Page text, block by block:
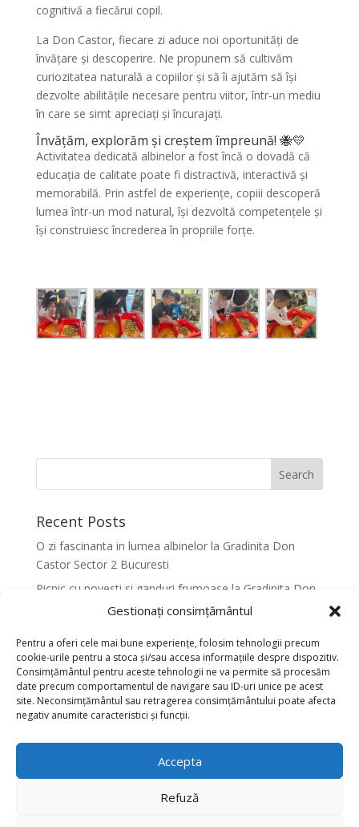
Gestionați consimțământul
Pentru a oferi cele mai bune experiențe, folosim tehnologii precum
cookie-urile pentru a stoca și/sau accesa informațiile despre dispozitiv.
Consimțământul pentru aceste tehnologii ne va permite să procesăm
date precum comportamentul de navigare sau ID-uri unice pe acest
site. Neconsimțământul sau retragerea consimțământului poate afecta
negativ anumite caracteristici și funcții.
Accepta
Refuză
cognitivă a fiecărui copil.
La Don Castor, fiecare zi aduce noi oportunități de
învățare și descoperire. Ne propunem să cultivăm
curiozitatea naturală a copiilor și să îi ajutăm să își
dezvolte abilitățile necesare pentru viitor, într-un mediu
în care se simt apreciați și încurajați.
Învățăm, explorăm și creștem împreună! 🐝💛
Activitatea dedicată albinelor a fost încă o dovadă că
educația de calitate poate fi distractivă, interactivă și
memorabilă. Prin astfel de experiențe, copiii descoperă
lumea într-un mod natural, își dezvoltă competențele și
își construiesc încrederea în propriile forțe.
Recent Posts
O zi fascinanta in lumea albinelor la Gradinita Don
Castor Sector 2 Bucuresti
Picnic cu povesti si ganduri frumoase la Gradinita Don
Castor Sector 2 Bucuresti
Bucuresti
Activitati senzoriale creative pentru dezvoltarea
armonioasa a copiilor la Gradinita Don Castor Sector 2
Bucuresti
Recent Comments